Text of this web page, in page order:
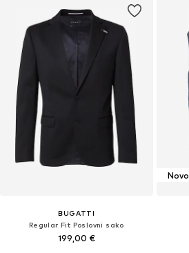
BUGATTI
Regular Fit Poslovni sako
199,00 €
Novo